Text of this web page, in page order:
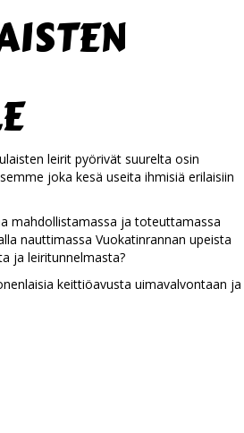
leirit pyörivät suurelta osin
joka kesä useita ihmisiä erilaisiin
mahdollistamassa ja toteuttamassa
nauttimassa Vuokatinrannan upeista
ja leiritunnelmasta?
keittiöavusta uimavalvontaan ja